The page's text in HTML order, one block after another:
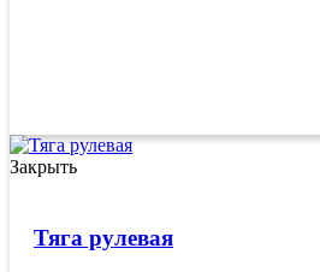
Закрыть
Тяга рулевая